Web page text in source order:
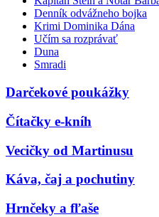
Denník odvážneho bojka
Krimi Dominika Dána
Učím sa rozprávať
Duna
Smradi
Darčekové poukážky
Čítačky e-kníh
Vecičky od Martinusu
Káva, čaj a pochutiny
Hrnčeky a fľaše